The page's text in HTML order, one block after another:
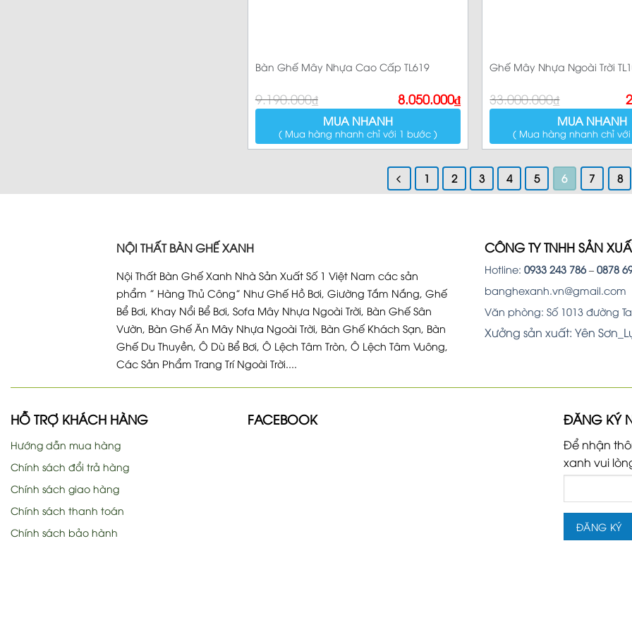
Bàn Ghế Mây Nhựa Cao Cấp TL619
9.190.000₫
Giá
gốc
là:
8.050.000₫
Giá
hiện
tại
8.050.000₫.
MUA NHANH
( Mua hàng nhanh chỉ với 1 bước )
Ghế Mây Nhựa Ngoài Trời
33.000.000₫
Giá
gốc
là:
Giá
hiện
tại
28.800.000₫.
MUA NHANH
( Mua hàng nhanh chỉ
1 2 3 4 5 6 7 8
NỘI THẤT BÀN GHẾ XANH
Nội Thất Bàn Ghế Xanh Nhà Sản Xuất Số 1 Việt Nam các sản
phẩm ” Hàng Thủ Công” Như Ghế Hồ Bơi, Giường Tắm Nắng, Ghế
Bể Bơi, Khay Nổi Bể Bơi, Sofa Mây Nhựa Ngoài Trời, Bàn Ghế Sân
Vườn, Bàn Ghế Ăn Mây Nhựa Ngoài Trời, Bàn Ghế Khách Sạn, Bàn
Ghế Du Thuyền, Ô Dù Bể Bơi, Ô Lệch Tâm Tròn, Ô Lệch Tâm Vuông,
Các Sản Phẩm Trang Trí Ngoài Trời....
CÔNG TY TNHH SẢN
Hotline: 0933 243 786– 0878
banghexanh.vn@gmail.com
Văn phòng: Số 1013 đường
Xưởng sản xuất: Yên
HỖ TRỢ KHÁCH HÀNG
Hướng dẫn mua hàng
Chính sách đổi trả hàng
Chính sách giao hàng
Chính sách thanh toán
Chính sách bảo hành
FACEBOOK ĐĂNG KÝ
Để nhận
xanh vui